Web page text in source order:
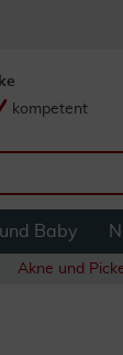
kompetent
Baby
Akne und